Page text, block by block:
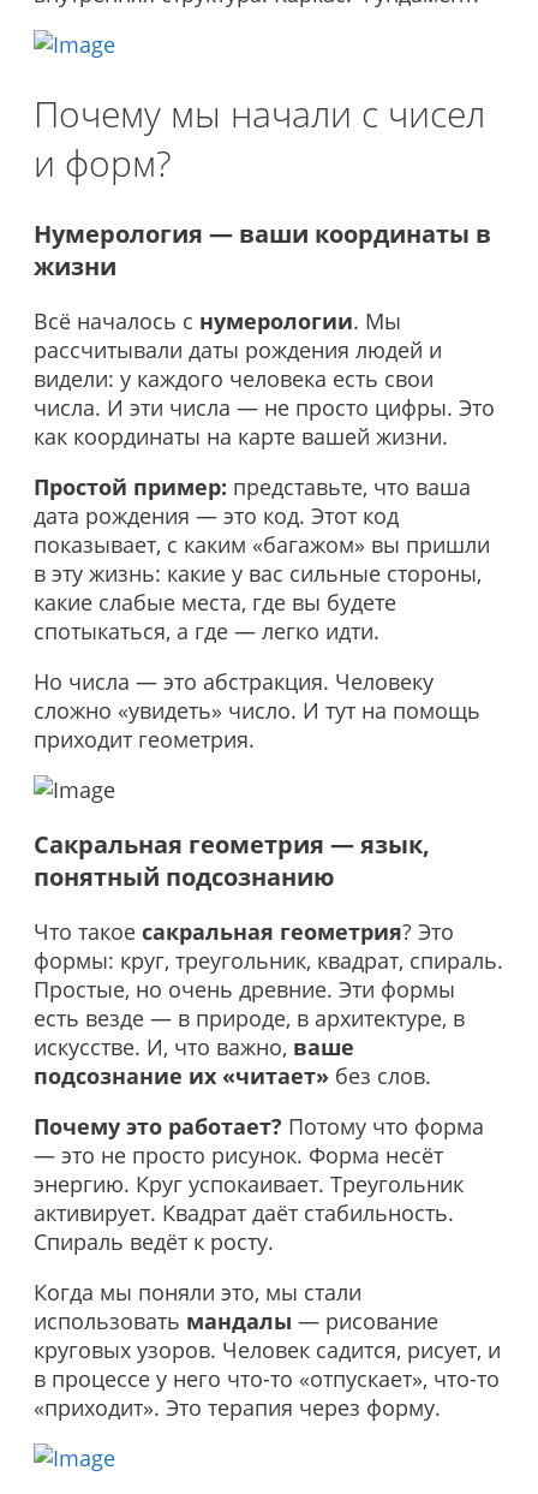
Почему мы начали с чисел
и форм?
Нумерология — ваши координаты в
жизни
Всё началось с нумерологии. Мы
рассчитывали даты рождения людей и
видели: у каждого человека есть свои
числа. И эти числа — не просто цифры. Это
как координаты на карте вашей жизни.
Простой пример: представьте, что ваша
дата рождения — это код. Этот код
показывает, с каким «багажом» вы пришли
в эту жизнь: какие у вас сильные стороны,
какие слабые места, где вы будете
спотыкаться, а где — легко идти.
Но числа — это абстракция. Человеку
сложно «увидеть» число. И тут на помощь
приходит геометрия.
Сакральная геометрия — язык,
понятный подсознанию
Что такое сакральная геометрия? Это
формы: круг, треугольник, квадрат, спираль.
Простые, но очень древние. Эти формы
есть везде — в природе, в архитектуре, в
искусстве. И, что важно, ваше
подсознание их «читает» без слов.
Почему это работает? Потому что форма
— это не просто рисунок. Форма несёт
энергию. Круг успокаивает. Треугольник
активирует. Квадрат даёт стабильность.
Спираль ведёт к росту.
Когда мы поняли это, мы стали
использовать мандалы — рисование
круговых узоров. Человек садится, рисует, и
в процессе у него что-то «отпускает», что-то
«приходит». Это терапия через форму.